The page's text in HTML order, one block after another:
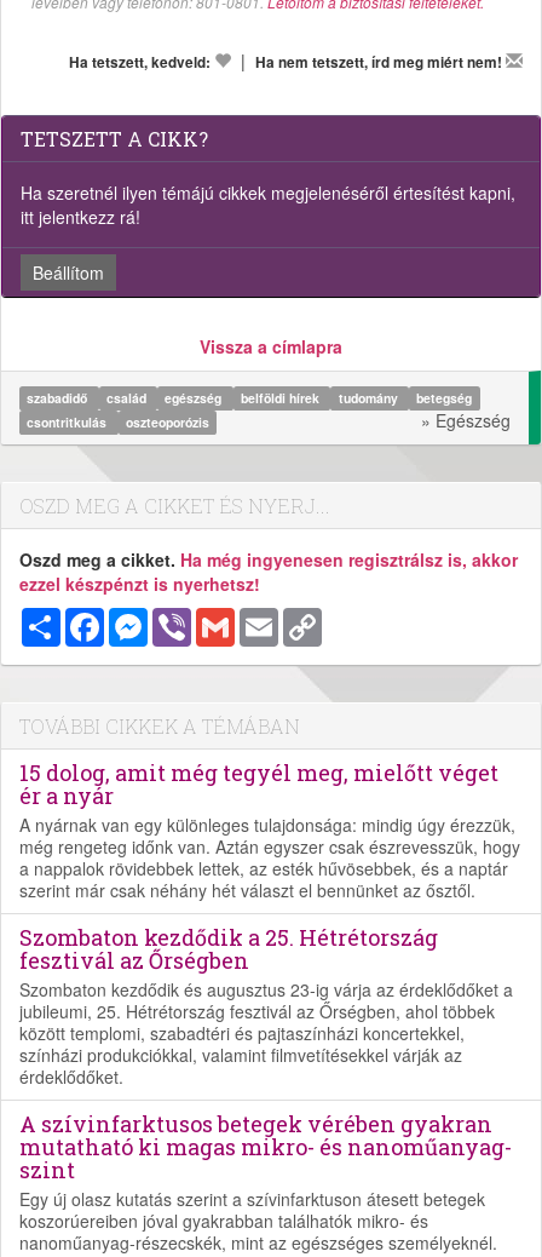
Ha tetszett, kedveld: | Ha nem tetszett, írd meg miért nem!
TETSZETT A CIKK?
Ha szeretnél ilyen témájú cikkek megjelenéséről értesítést kapni,
itt jelentkezz rá!
Beállítom
Vissza a címlapra
szabadidő család egészség belföldi hírek tudomány
betegség
csontritkulás
oszteoporózis » Egészség
OSZD MEG A CIKKET ÉS NYERJ...
Oszd meg a cikket. Ha még ingyenesen regisztrálsz is, akkor
ezzel készpénzt is nyerhetsz!
MegosztásFacebookMessenger
Viber Gmail Email
TOVÁBBI CIKKEK A TÉMÁBAN
15 dolog, amit még tegyél meg, mielőtt véget
ér a nyár
A nyárnak van egy különleges tulajdonsága: mindig úgy érezzük,
még rengeteg időnk van. Aztán egyszer csak észrevesszük, hogy
a nappalok rövidebbek lettek, az esték hűvösebbek, és a naptár
szerint már csak néhány hét választ el bennünket az ősztől.
Szombaton kezdődik a 25. Hétrétország
fesztivál az Őrségben
Szombaton kezdődik és augusztus 23-ig várja az érdeklődőket a
jubileumi, 25. Hétrétország fesztivál az Őrségben, ahol többek
között templomi, szabadtéri és pajtaszínházi koncertekkel,
színházi produkciókkal, valamint filmvetítésekkel várják az
érdeklődőket.
A szívinfarktusos betegek vérében gyakran
mutatható ki magas mikro- és nanoműanyag-
szint
Egy új olasz kutatás szerint a szívinfarktuson átesett betegek
koszorúereiben jóval gyakrabban találhatók mikro- és
nanoműanyag-részecskék, mint az egészséges személyeknél.